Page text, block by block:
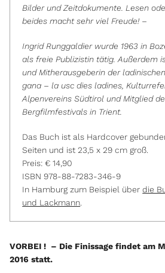
Bilder und Zeitdokumente. Lesen
beides macht sehr viel Freude! –
Ingrid Runggaldier wurde 1963 in
als freie Publizistin tätig. Außerdem
und Mitherausgeberin der
gana – la usc dies ladines,
Alpenvereins Südtirol und Mitglied
Bergfilmfestivals in Trient.
Das Buch ist als Hardcover
Seiten und ist 23,5 x 29 cm groß.
Preis: € 14,90
ISBN 978-88-7283-346-9
In Hamburg zum Beispiel überdie
und Lackmann
VORBEI ! – Die Finissage findet am
2016 statt.